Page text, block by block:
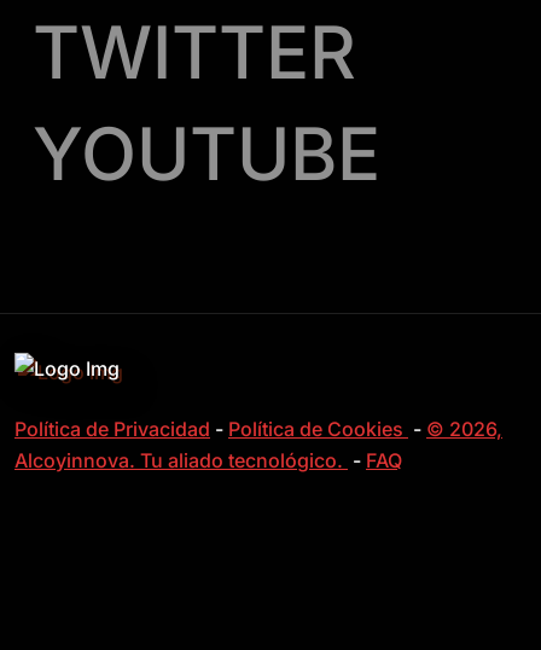
TWITTER
YOUTUBE
Política de Privacidad - Política de Cookies - © 2026,
Alcoyinnova. Tu aliado tecnológico. - FAQ